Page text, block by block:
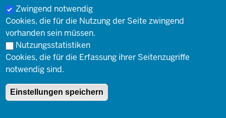
Kontakt
Social
Footer
Impressum
© Landesbetrieb Information und Technik Nordrhein-Westfalen
(IT.NRW)
Impressum Datenschutz
Zwingend notwendig
Cookies, die für die Nutzung der Seite zwingend
vorhanden sein müssen.
Nutzungsstatistiken
Cookies, die für die Erfassung ihrer Seitenzugriffe
notwendig sind.
Einstellungen speichern